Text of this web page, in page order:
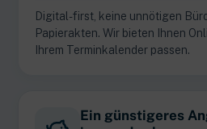
Digital-first, keine unnötigen
Papierakten. Wir bieten Ihnen
Ihrem Terminkalender passen.
Ein günstigeres